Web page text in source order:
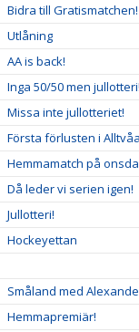
Bidra till Gratismatchen!
Utlåning
AA is back!
Inga 50/50 men jullotteri!
Missa inte jullotteriet!
Första förlusten i
Hemmamatch på
Då leder vi serien igen!
Jullotteri!
Hockeyettan
Småland med
Hemmapremiär!